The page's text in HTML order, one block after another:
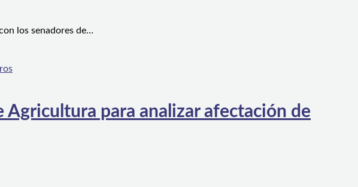
los senadores de…
para analizar afectación de